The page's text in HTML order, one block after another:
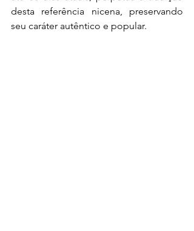
desta referência nicena, preservando
seu caráter autêntico e popular.